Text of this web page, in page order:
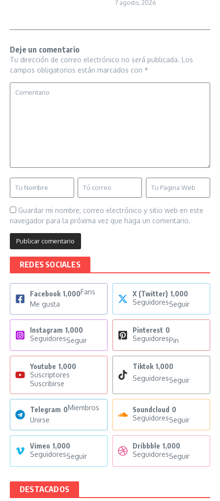
7 agosto, 2026
Deje un comentario
Tu dirección de correo electrónico no será publicada. Los
campos obligatorios están marcados con *
Guardar mi nombre, correo electrónico y sitio web en este
navegador para la próxima vez que haga un comentario.
REDES SOCIALES
Facebook 1,000Fans
Me gusta
X (Twitter) 1,000
SeguidoresSeguir
Instagram 1,000
SeguidoresSeguir
Pinterest 0
SeguidoresPin
Youtube 1,000
Suscriptores
Suscribirse
Tiktok 1,000
SeguidoresSeguir
Telegram 0Miembros
Unirse
Soundcloud 0
SeguidoresSeguir
Vimeo 1,000
SeguidoresSeguir
Dribbble 1,000
SeguidoresSeguir
DESTACADOS